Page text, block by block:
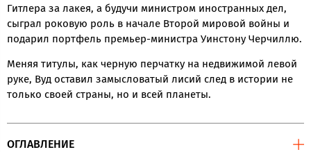
Гитлера за лакея, а будучи министром иностранных дел,
сыграл роковую роль в начале Второй мировой войны и
подарил портфель премьер-министра Уинстону Черчиллю.
Меняя титулы, как черную перчатку на недвижимой левой
руке, Вуд оставил замысловатый лисий след в истории не
только своей страны, но и всей планеты.
ОГЛАВЛЕНИЕ